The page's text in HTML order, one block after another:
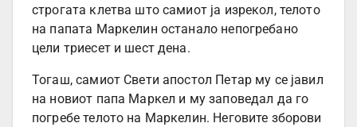
строгата клетва што самиот ја изрекол, телото
на папата Маркелин останало непогребано
цели триесет и шест дена.
Тогаш, самиот Свети апостол Петар му се јавил
на новиот папа Маркел и му заповедал да го
погребе телото на Маркелин. Неговите зборови